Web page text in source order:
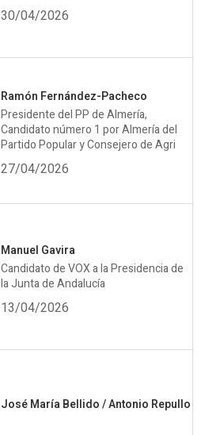
30/04/2026
Ramón Fernández-Pacheco
Presidente del PP de Almería,
Candidato número 1 por Almería del
Partido Popular y Consejero de Agri
27/04/2026
Manuel Gavira
Candidato de VOX a la Presidencia de
la Junta de Andalucía
13/04/2026
José María Bellido / Antonio Repullo